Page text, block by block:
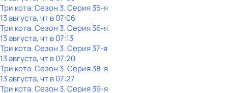
Три кота. Сезон 3. Серия 35-я
13 августа, чт в 07:06
Три кота. Сезон 3. Серия 36-я
13 августа, чт в 07:13
Три кота. Сезон 3. Серия 37-я
13 августа, чт в 07:20
Три кота. Сезон 3. Серия 38-я
13 августа, чт в 07:27
Три кота. Сезон 3. Серия 39-я